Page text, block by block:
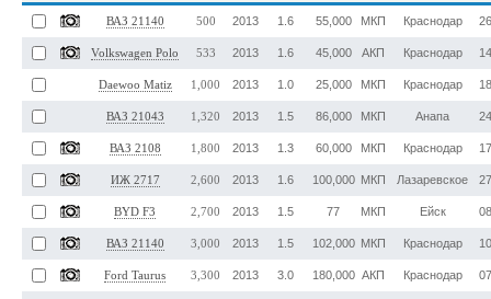
ВАЗ 21140 500 2013 1.6 55,000 МКП Краснодар
Volkswagen Polo 533 2013 1.6 45,000 АКП Краснодар
Daewoo Matiz 1,000 2013 1.0 25,000 МКП Краснодар
ВАЗ 21043 1,320 2013 1.5 86,000 МКП Анапа
ВАЗ 2108 1,800 2013 1.3 60,000 МКП Краснодар
ИЖ 2717 2,600 2013 1.6 100,000 МКП Лазаревское
BYD F3 2,700 2013 1.5 77 МКП Ейск
ВАЗ 21140 3,000 2013 1.5 102,000 МКП Краснодар
Ford Taurus 3,300 2013 3.0 180,000 АКП Краснодар